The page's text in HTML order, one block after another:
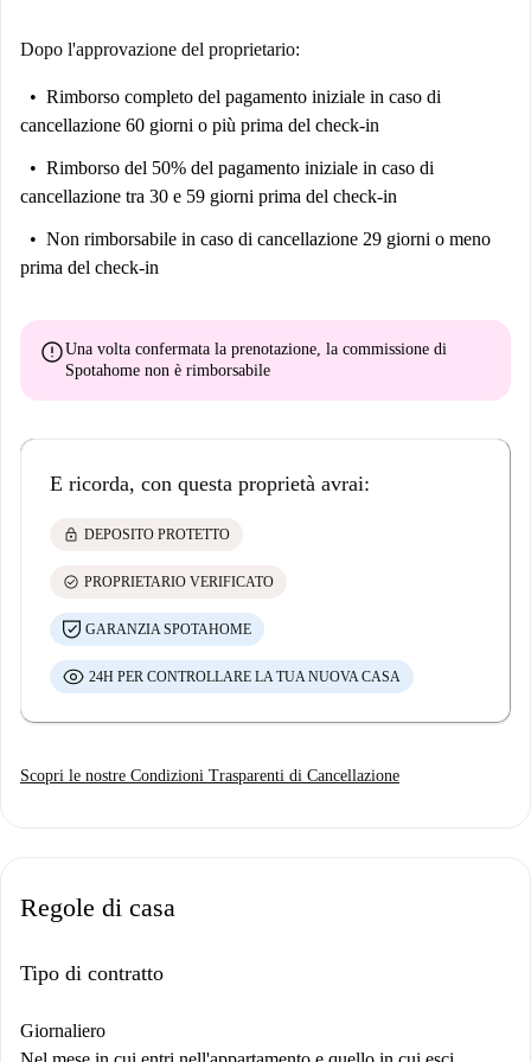
Dopo l'approvazione del proprietario:
Rimborso completo del pagamento iniziale in caso di
cancellazione 60 giorni o più prima del check-in
Rimborso del 50% del pagamento iniziale in caso di
cancellazione tra 30 e 59 giorni prima del check-in
Non rimborsabile in caso di cancellazione 29 giorni o meno
prima del check-in
errorUna volta confermata la prenotazione, la commissione di
Spotahome non è rimborsabile
E ricorda, con questa proprietà avrai:
lock DEPOSITO PROTETTO
check_circle PROPRIETARIO VERIFICATO
GARANZIA SPOTAHOME
24H PER CONTROLLARE LA TUA NUOVA CASA
Scopri le nostre Condizioni Trasparenti di Cancellazione
Regole di casa
Tipo di contratto
Giornaliero